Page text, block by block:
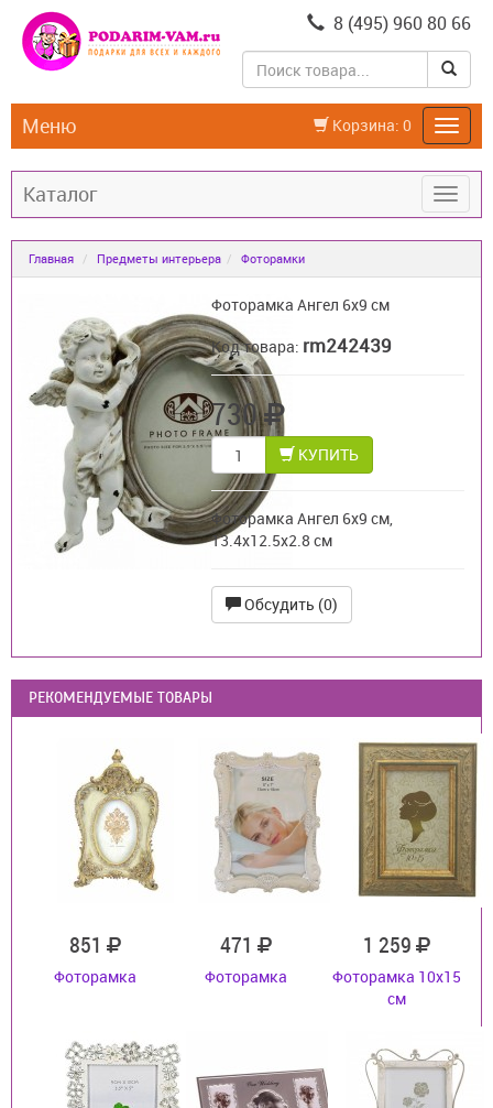
8 (495) 960 80 66
Корзина: 0
Меню
Каталог
Главная Предметы интерьера Фоторамки
Фоторамка Ангел 6х9 см
Код товара: rm242439
730
КУПИТЬ
Фоторамка Ангел 6х9 см,
13.4x12.5x2.8 см
Обсудить (0)
РЕКОМЕНДУЕМЫЕ ТОВАРЫ
851
Фоторамка
471
Фоторамка
1 259
Фоторамка 10х15
см